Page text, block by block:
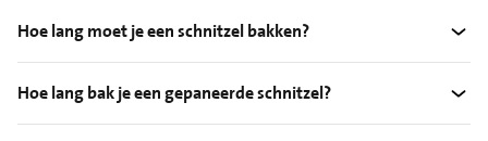
Hoe lang moet je een schnitzel bakken?
Hoe lang bak je een gepaneerde schnitzel?